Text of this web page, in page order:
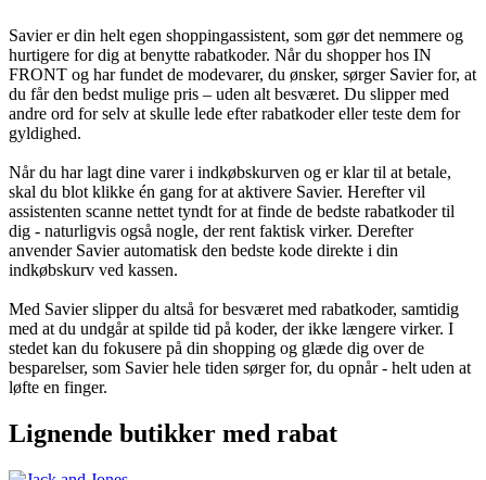
Savier er din helt egen shoppingassistent, som gør det nemmere og
hurtigere for dig at benytte rabatkoder. Når du shopper hos IN
FRONT og har fundet de modevarer, du ønsker, sørger Savier for, at
du får den bedst mulige pris – uden alt besværet. Du slipper med
andre ord for selv at skulle lede efter rabatkoder eller teste dem for
gyldighed.
Når du har lagt dine varer i indkøbskurven og er klar til at betale,
skal du blot klikke én gang for at aktivere Savier. Herefter vil
assistenten scanne nettet tyndt for at finde de bedste rabatkoder til
dig - naturligvis også nogle, der rent faktisk virker. Derefter
anvender Savier automatisk den bedste kode direkte i din
indkøbskurv ved kassen.
Med Savier slipper du altså for besværet med rabatkoder, samtidig
med at du undgår at spilde tid på koder, der ikke længere virker. I
stedet kan du fokusere på din shopping og glæde dig over de
besparelser, som Savier hele tiden sørger for, du opnår - helt uden at
løfte en finger.
Lignende butikker med rabat